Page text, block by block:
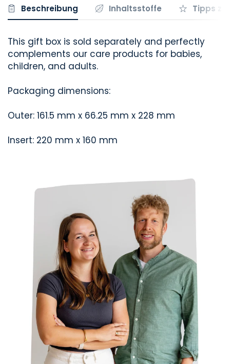
Beschreibung Inhaltsstoffe Tipps
This gift box is sold separately and perfectly
complements our care products for babies,
children, and adults.
Packaging dimensions:
Outer: 161.5 mm x 66.25 mm x 228 mm
Insert: 220 mm x 160 mm